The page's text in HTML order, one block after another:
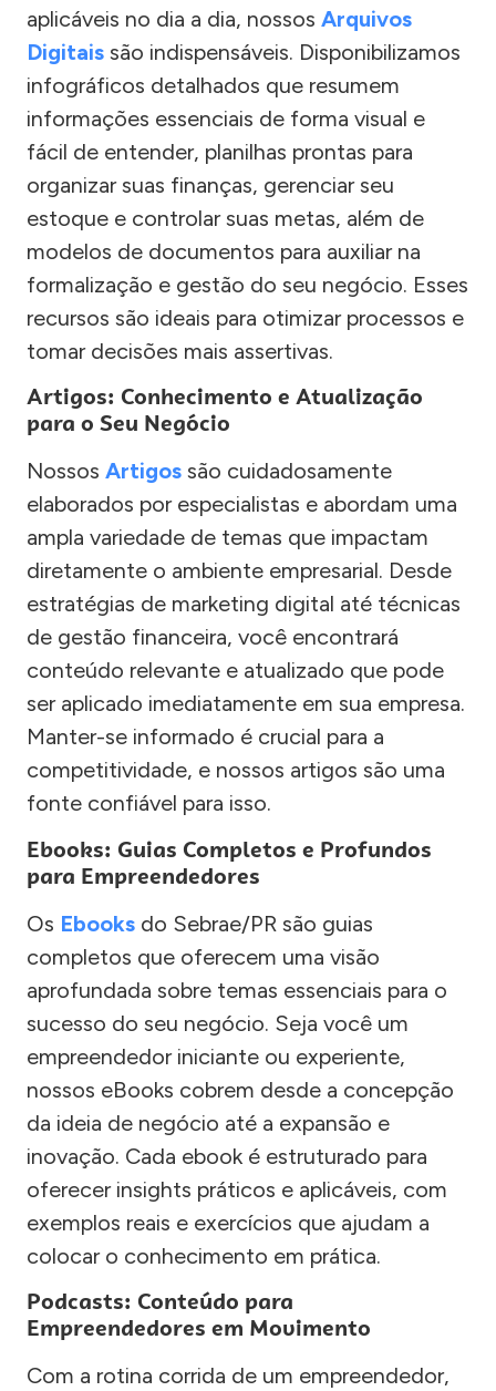
aplicáveis no dia a dia, nossos Arquivos
Digitais são indispensáveis. Disponibilizamos
infográficos detalhados que resumem
informações essenciais de forma visual e
fácil de entender, planilhas prontas para
organizar suas finanças, gerenciar seu
estoque e controlar suas metas, além de
modelos de documentos para auxiliar na
formalização e gestão do seu negócio. Esses
recursos são ideais para otimizar processos e
tomar decisões mais assertivas.
Artigos: Conhecimento e Atualização
para o Seu Negócio
Nossos Artigos são cuidadosamente
elaborados por especialistas e abordam uma
ampla variedade de temas que impactam
diretamente o ambiente empresarial. Desde
estratégias de marketing digital até técnicas
de gestão financeira, você encontrará
conteúdo relevante e atualizado que pode
ser aplicado imediatamente em sua empresa.
Manter-se informado é crucial para a
competitividade, e nossos artigos são uma
fonte confiável para isso.
Ebooks: Guias Completos e Profundos
para Empreendedores
Os Ebooks do Sebrae/PR são guias
completos que oferecem uma visão
aprofundada sobre temas essenciais para o
sucesso do seu negócio. Seja você um
empreendedor iniciante ou experiente,
nossos eBooks cobrem desde a concepção
da ideia de negócio até a expansão e
inovação. Cada ebook é estruturado para
oferecer insights práticos e aplicáveis, com
exemplos reais e exercícios que ajudam a
colocar o conhecimento em prática.
Podcasts: Conteúdo para
Empreendedores em Movimento
Com a rotina corrida de um empreendedor,